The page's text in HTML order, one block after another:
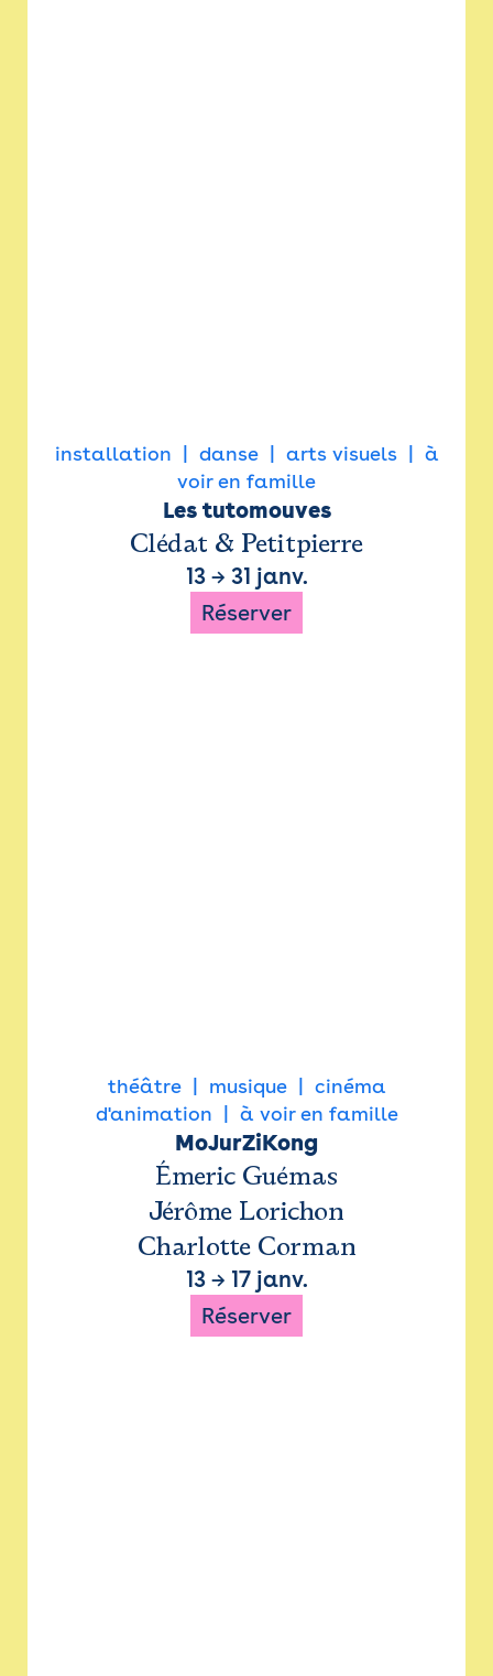
installation danse arts visuels
à
voir en famille
Les tutomouves
Clédat & Petitpierre
13→ 31 janv.
Réserver
théâtre musique
cinéma
d'animation
à voir en famille
MoJurZiKong
Émeric Guémas
Jérôme Lorichon
Charlotte Corman
13→ 17 janv.
Réserver